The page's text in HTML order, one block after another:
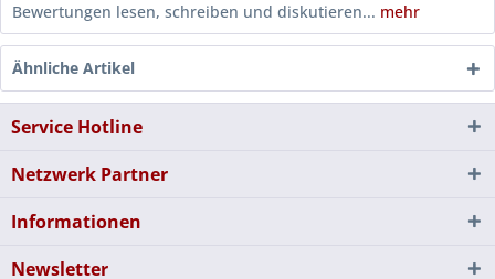
Bewertungen lesen, schreiben und diskutieren... mehr
Ähnliche Artikel
Service Hotline
Netzwerk Partner
Informationen
Newsletter